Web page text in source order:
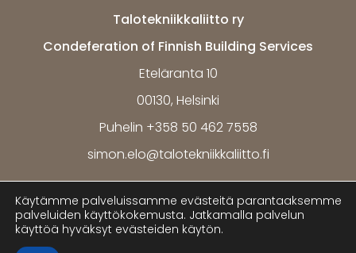
Talotekniikkaliitto ry
Condeferation of Finnish Building Services
Eteläranta 10
00130, Helsinki
Puhelin +358 50 462 7558
simon.elo@talotekniikkaliitto.fi
Tietosuoja ja henkilötietojen käsittely
Käytämme palveluissamme evästeitä parantaaksemme
palveluiden käyttökokemusta. Jatkamalla palvelun
käyttöä hyväksyt evästeiden käytön.